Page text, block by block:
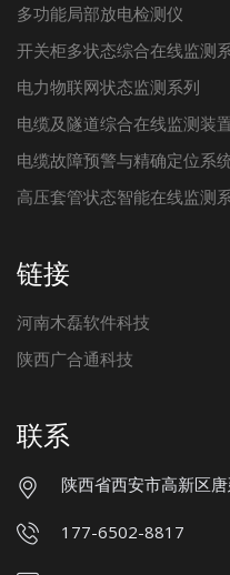
多功能局部放电检测仪
开关柜多状态综合在线监测
电力物联网状态监测系列
电缆及隧道综合在线监测装
电缆故障预警与精确定位系
高压套管状态智能在线监测
链接
河南木磊软件科技
陕西广合通科技
联系
陕西省西安市高新区
177-6502-8817